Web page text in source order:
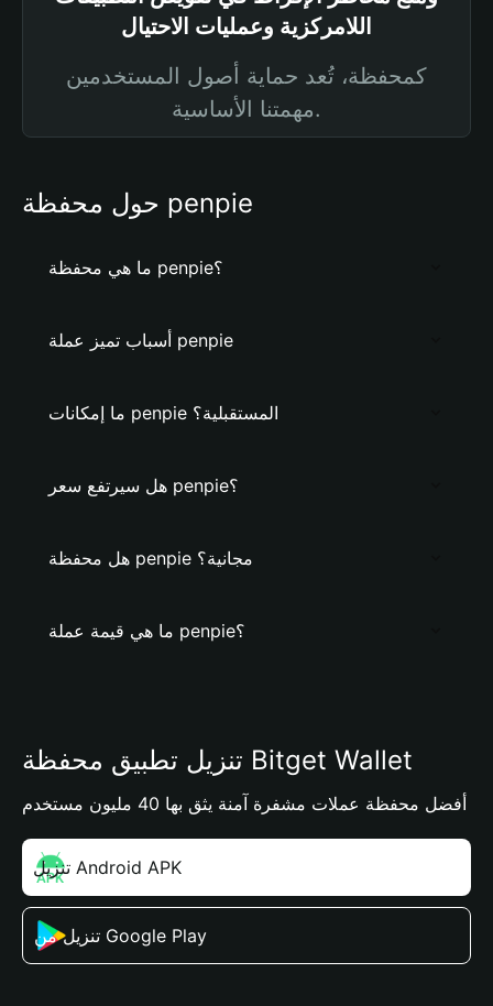
اللامركزية وعمليات الاحتيال
كمحفظة، تُعد حماية أصول المستخدمين
مهمتنا الأساسية.
حول محفظة penpie
ما هي محفظة penpie؟
أسباب تميز عملة penpie
ما إمكانات penpie المستقبلية؟
هل سيرتفع سعر penpie؟
هل محفظة penpie مجانية؟
ما هي قيمة عملة penpie؟
تنزيل تطبيق محفظة Bitget Wallet
أفضل محفظة عملات مشفرة آمنة يثق بها 40 مليون مستخدم
تنزيل Android APK
تنزيل من Google Play